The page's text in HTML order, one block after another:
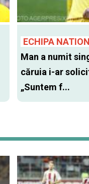
ECHIPA
Man a numit
căruia i-ar
„Suntem f...